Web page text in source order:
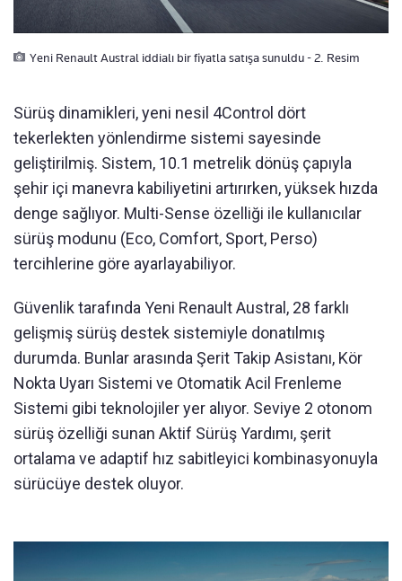
Yeni Renault Austral iddialı bir fiyatla satışa sunuldu - 2. Resim
Sürüş dinamikleri, yeni nesil 4Control dört
tekerlekten yönlendirme sistemi sayesinde
geliştirilmiş. Sistem, 10.1 metrelik dönüş çapıyla
şehir içi manevra kabiliyetini artırırken, yüksek hızda
denge sağlıyor. Multi-Sense özelliği ile kullanıcılar
sürüş modunu (Eco, Comfort, Sport, Perso)
tercihlerine göre ayarlayabiliyor.
Güvenlik tarafında Yeni Renault Austral, 28 farklı
gelişmiş sürüş destek sistemiyle donatılmış
durumda. Bunlar arasında Şerit Takip Asistanı, Kör
Nokta Uyarı Sistemi ve Otomatik Acil Frenleme
Sistemi gibi teknolojiler yer alıyor. Seviye 2 otonom
sürüş özelliği sunan Aktif Sürüş Yardımı, şerit
ortalama ve adaptif hız sabitleyici kombinasyonuyla
sürücüye destek oluyor.